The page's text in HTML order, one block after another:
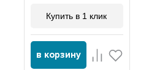
Купить в 1 клик
в корзину